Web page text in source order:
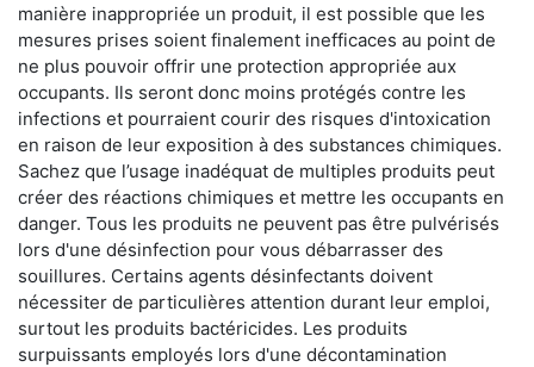
manière inappropriée un produit, il est possible que les
mesures prises soient finalement inefficaces au point de
ne plus pouvoir offrir une protection appropriée aux
occupants. Ils seront donc moins protégés contre les
infections et pourraient courir des risques d'intoxication
en raison de leur exposition à des substances chimiques.
Sachez que l’usage inadéquat de multiples produits peut
créer des réactions chimiques et mettre les occupants en
danger. Tous les produits ne peuvent pas être pulvérisés
lors d'une désinfection pour vous débarrasser des
souillures. Certains agents désinfectants doivent
nécessiter de particulières attention durant leur emploi,
surtout les produits bactéricides. Les produits
surpuissants employés lors d'une décontamination